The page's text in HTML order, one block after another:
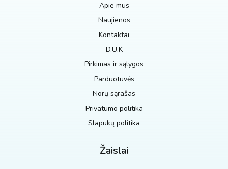
Apie mus
Naujienos
Kontaktai
D.U.K
Pirkimas ir sąlygos
Parduotuvės
Norų sąrašas
Privatumo politika
Slapukų politika
Žaislai